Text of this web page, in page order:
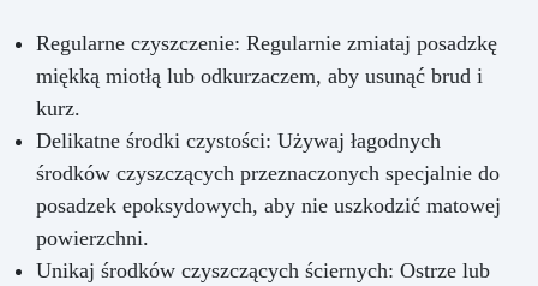
Regularne czyszczenie: Regularnie zmiataj posadzkę
miękką miotłą lub odkurzaczem, aby usunąć brud i
kurz.
Delikatne środki czystości: Używaj łagodnych
środków czyszczących przeznaczonych specjalnie do
posadzek epoksydowych, aby nie uszkodzić matowej
powierzchni.
Unikaj środków czyszczących ściernych: Ostrze lub